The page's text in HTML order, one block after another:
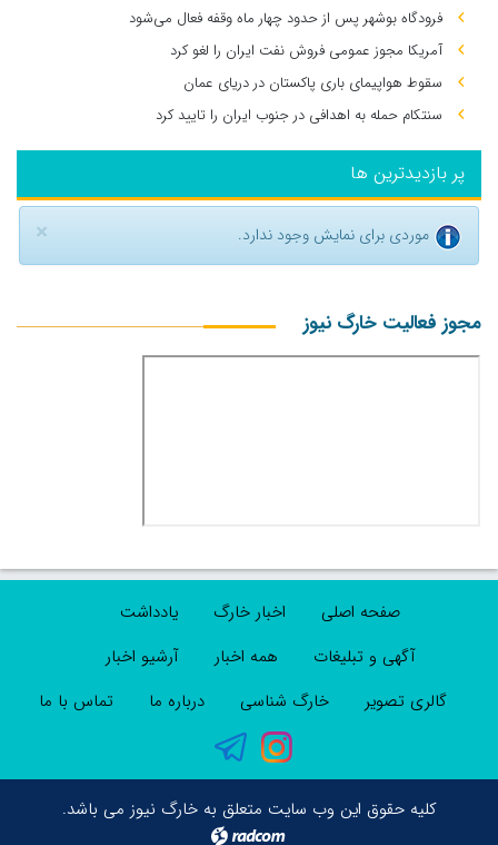
فرودگاه بوشهر پس از حدود چهار ماه وقفه فعال می‌شود
آمریکا مجوز عمومی فروش نفت ایران را لغو کرد
سقوط هواپیمای باری پاکستان در دریای عمان
سنتکام حمله به اهدافی در جنوب ایران را تایید کرد
پر بازدیدترین ها
× موردی برای نمایش وجود ندارد.
مجوز فعالیت خارگ نیوز
صفحه اصلی اخبار خارگ
یادداشت
آگهی و تبلیغات
همه اخبار
آرشیو اخبار
گالری تصویر
خارگ شناسی درباره ما تماس با ما
کلیه حقوق این وب سایت متعلق به خارگ نیوز می باشد.
radcom